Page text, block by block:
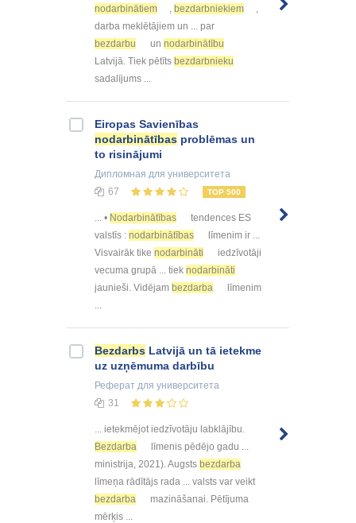
nodarbinātiem
, bezdarbniekiem
,
darba meklētājiem un ... par
bezdarbu
un nodarbinātību
Latvijā. Tiek pētīts bezdarbnieku
sadalījums ...
Eiropas Savienības
nodarbinātības problēmas un
to risinājumi
Дипломная для университета
67
TOP 500
... • Nodarbinātības
tendences ES
valstīs : nodarbinātības
līmenim ir ...
Visvairāk tike nodarbināti
iedzīvotāji
vecuma grupā ... tiek nodarbināti
jaunieši. Vidējam bezdarba
līmenim
...
Bezdarbs Latvijā un tā ietekme
uz uzņēmuma darbību
Реферат для университета
31
... ietekmējot iedzīvotāju labklājību.
Bezdarba
līmenis pēdējo gadu ...
ministrija, 2021). Augsts bezdarba
līmeņa rādītājs rada ... valsts var veikt
bezdarba
mazināšanai. Pētījuma
mērķis ...